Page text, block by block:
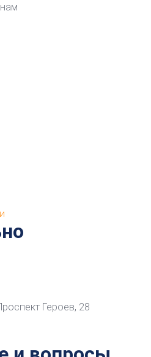
Героев, 28